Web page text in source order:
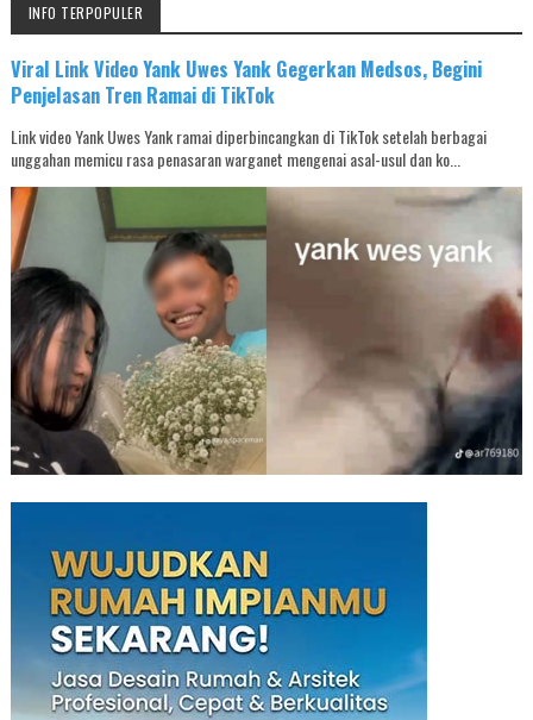
INFO TERPOPULER
Viral Link Video Yank Uwes Yank Gegerkan Medsos, Begini
Penjelasan Tren Ramai di TikTok
Link video Yank Uwes Yank ramai diperbincangkan di TikTok setelah berbagai
unggahan memicu rasa penasaran warganet mengenai asal-usul dan ko...